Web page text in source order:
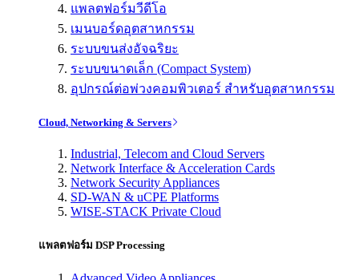
แพลตฟอร์มวีดีโอ
เมนบอร์ดอุตสาหกรรม
ระบบขนส่งอัจฉริยะ
ระบบขนาดเล็ก (Compact System)
อุปกรณ์ต่อพ่วงคอมพิวเตอร์ สำหรับอุตสาหกรรม
Cloud, Networking & Servers
Industrial, Telecom and Cloud Servers
Network Interface & Acceleration Cards
Network Security Appliances
SD-WAN & uCPE Platforms
WISE-STACK Private Cloud
แพลตฟอร์ม DSP Processing